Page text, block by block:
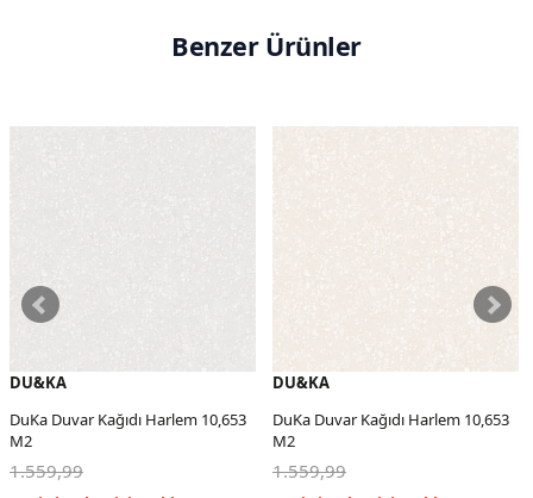
Benzer Ürünler
DU&KA
DuKa Duvar Kağıdı Harlem 10,653
M2
1.559,99
DU&KA
DuKa Duvar Kağıdı Harlem 10,653
M2
1.559,99